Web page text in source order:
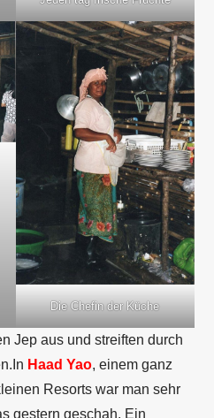
Die Chefin der Küche
Jep aus und streiften durch
Haad Yao, einem ganz
Resorts war man sehr
gestern geschah. Ein